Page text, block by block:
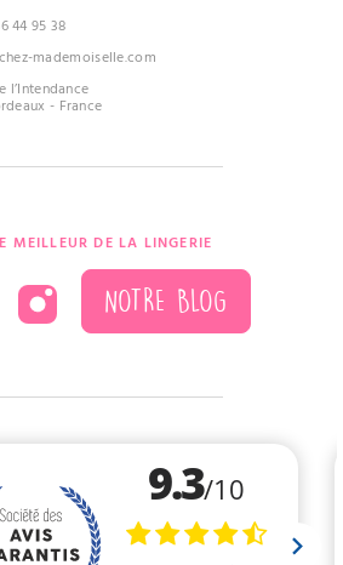
44 95 38
mademoiselle.com
l’Intendance
- France
MEILLEUR DE LA LINGERIE
NOTRE BLOG